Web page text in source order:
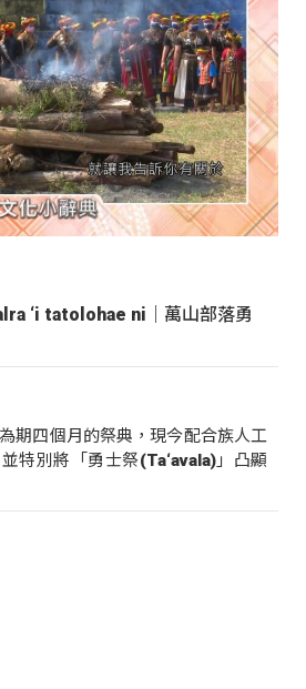
‘i tatolohae ni｜萬山部落勇
期四個月的祭典，現今配合族人工
特別將「勇士祭(Ta‘avala)」凸顯